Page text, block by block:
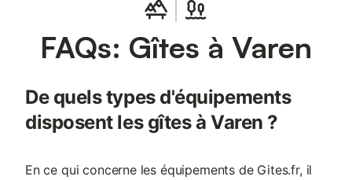
singulière, propice à une véritable déconnexion. L’expérience
Séjourner dans le pigeonnier, c’est profiter : d’un environnement
calme et préservé d'un hébergement entièrement climatisé
d’une piscine en dur intégrée au domaine d’espaces communs
aménagées (cinéma et salle dejeux) Pour qui ? Le pigeonnier est
idéal pour : un séjour en couple une escapade romantique un
week-end de déconnexion les amateurs de lieux atypiques et
de caractère
FAQs: Gîtes à Varen
De quels types d'équipements
disposent les gîtes à Varen ?
En ce qui concerne les équipements de Gites.fr, il